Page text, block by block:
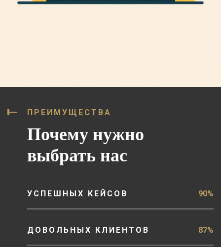
ПРЕИМУЩЕСТВА
Почему нужно
выбрать нас
УСПЕШНЫХ КЕЙСОВ 90%
ДОВОЛЬНЫХ КЛИЕНТОВ 87%